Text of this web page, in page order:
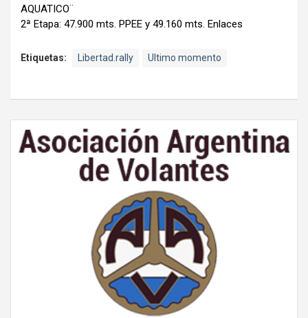
AQUATICO¨
2ª Etapa: 47.900 mts. PPEE y 49.160 mts. Enlaces
Etiquetas: Libertad.rally Ultimo momento